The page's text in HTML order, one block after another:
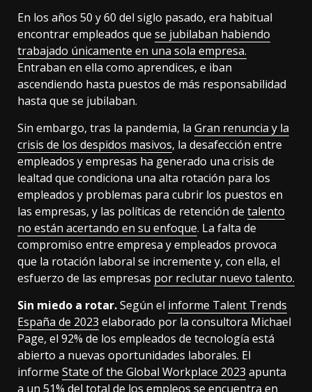
En los años 50 y 60 del siglo pasado, era habitual
encontrar empleados que se jubilaban habiendo
trabajado únicamente en una sola empresa.
Entraban en ella como aprendices, e iban
ascendiendo hasta puestos de más responsabilidad
hasta que se jubilaban.
Sin embargo, tras la pandemia, la Gran renuncia y la
crisis de los despidos masivos, la desafección entre
empleados y empresas ha generado una crisis de
lealtad que condiciona una alta rotación para los
empleados y problemas para cubrir los puestos en
las empresas, y las políticas de retención de talento
no están acertando en su enfoque. La falta de
compromiso entre empresa y empleados provoca
que la rotación laboral se incremente y, con ella, el
esfuerzo de las empresas por reclutar nuevo talento.
Sin miedo a rotar.Según el informe Talent Trends
España de 2023 elaborado por la consultora Michael
Page, el 92% de los empleados de tecnología está
abierto a nuevas oportunidades laborales. El
informe State of the Global Workplace 2023 apunta
a un 51% del total de los empleos se encuentra en